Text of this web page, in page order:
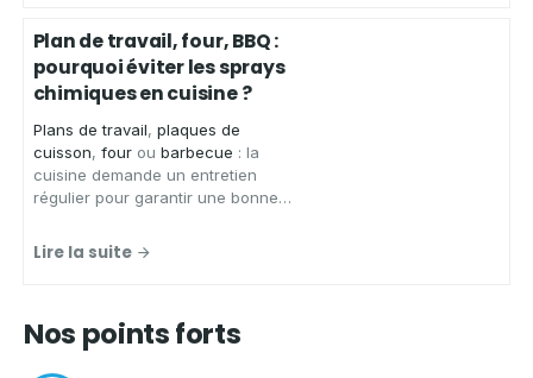
etnettoyer
surfaces
Plan de travail, four, BBQ :
pourquoi éviter les sprays
chimiques en cuisine ?
Plans de travail, plaques de
cuisson, fourou barbecue : la
cuisine demande un entretien
régulier pour garantir une bonne
spécialiste des solutions
écologiquepournettoyer votre
cuisineen toute sérénité.
Lire la suite
Nos points forts